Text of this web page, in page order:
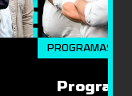
PROGRAMAS